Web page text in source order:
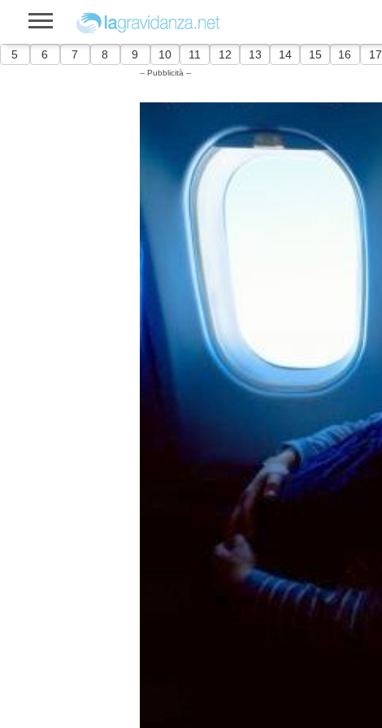
5 6 7 8 9 10 11 12 13 14 15 16 17
-- Pubblicità --